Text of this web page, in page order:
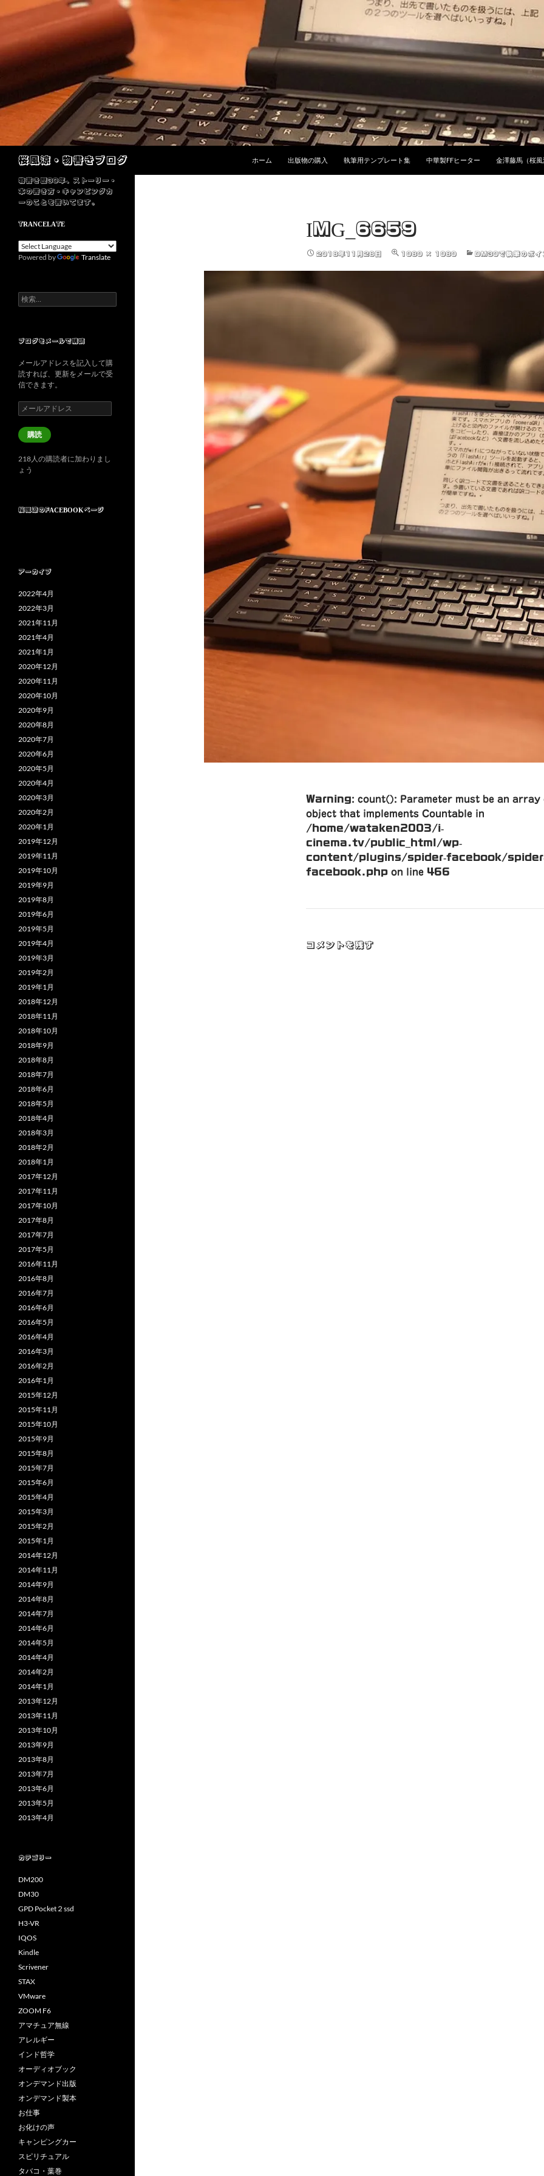
桜風涼・物書きブログ
ホーム
出版物の購入 執筆用テンプレート集 中華製FFヒーター 金澤藤馬（桜
IMG_6659
2018年11月28日 1080 × 1080 DM30で執筆のポイ
Warning: count(): Parameter must be an array
object that implements Countable in
/home/wataken2003/i-
cinema.tv/public_html/wp-
content/plugins/spider-facebook/
facebook.php on line 466
コメントを残す
物書き歴30年、ストーリー・
本の書き方・キャンピングカ
ーのことを書いてます。
TRANCELATE
Powered by Translate
検
索:
ブログをメールで購読
メールアドレスを記入して購
読すれば、更新をメールで受
信できます。
メ
ー
ル
ア
レ
ス
購読
218人の購読者に加わりまし
ょう
桜風涼のFACEBOOKページ
アーカイブ
2022年4月
2022年3月
2021年11月
2021年4月
2021年1月
2020年12月
2020年11月
2020年10月
2020年9月
2020年8月
2020年7月
2020年6月
2020年5月
2020年4月
2020年3月
2020年2月
2020年1月
2019年12月
2019年11月
2019年10月
2019年9月
2019年8月
2019年6月
2019年5月
2019年4月
2019年3月
2019年2月
2019年1月
2018年12月
2018年11月
2018年10月
2018年9月
2018年8月
2018年7月
2018年6月
2018年5月
2018年4月
2018年3月
2018年2月
2018年1月
2017年12月
2017年11月
2017年10月
2017年8月
2017年7月
2017年5月
2016年11月
2016年8月
2016年7月
2016年6月
2016年5月
2016年4月
2016年3月
2016年2月
2016年1月
2015年12月
2015年11月
2015年10月
2015年9月
2015年8月
2015年7月
2015年6月
2015年4月
2015年3月
2015年2月
2015年1月
2014年12月
2014年11月
2014年9月
2014年8月
2014年7月
2014年6月
2014年5月
2014年4月
2014年2月
2014年1月
2013年12月
2013年11月
2013年10月
2013年9月
2013年8月
2013年7月
2013年6月
2013年5月
2013年4月
カテゴリー
DM200
DM30
GPD Pocket２ssd
H3-VR
IQOS
Kindle
Scrivener
STAX
VMware
ZOOM F6
アマチュア無線
アレルギー
インド哲学
オーディオブック
オンデマンド出版
オンデマンド製本
お仕事
お化けの声
キャンピングカー
スピリチュアル
タバコ・葉巻